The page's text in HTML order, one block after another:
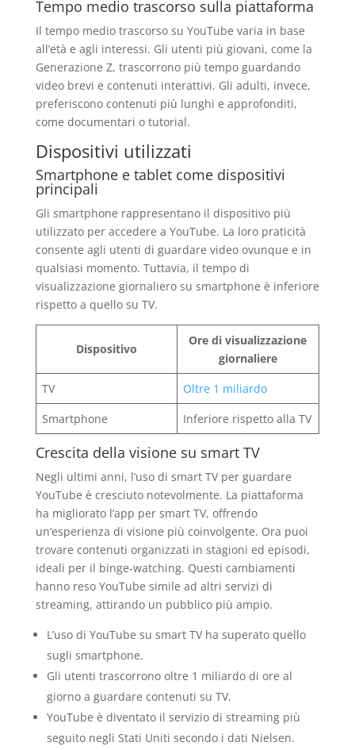
Tempo medio trascorso sulla piattaforma
Il tempo medio trascorso su YouTube varia in base
all’età e agli interessi. Gli utenti più giovani, come la
Generazione Z, trascorrono più tempo guardando
video brevi e contenuti interattivi. Gli adulti, invece,
preferiscono contenuti più lunghi e approfonditi,
come documentari o tutorial.
Dispositivi utilizzati
Smartphone e tablet come dispositivi
principali
Gli smartphone rappresentano il dispositivo più
utilizzato per accedere a YouTube. La loro praticità
consente agli utenti di guardare video ovunque e in
qualsiasi momento. Tuttavia, il tempo di
visualizzazione giornaliero su smartphone è inferiore
rispetto a quello su TV.
Dispositivo
Ore di visualizzazione
giornaliere
TV
Oltre 1 miliardo
Smartphone
Inferiore rispetto alla TV
Crescita della visione su smart TV
Negli ultimi anni, l’uso di smart TV per guardare
YouTube è cresciuto notevolmente. La piattaforma
ha migliorato l’app per smart TV, offrendo
un’esperienza di visione più coinvolgente. Ora puoi
trovare contenuti organizzati in stagioni ed episodi,
ideali per il binge-watching. Questi cambiamenti
hanno reso YouTube simile ad altri servizi di
streaming, attirando un pubblico più ampio.
L’uso di YouTube su smart TV ha superato quello
sugli smartphone.
Gli utenti trascorrono oltre 1 miliardo di ore al
giorno a guardare contenuti su TV.
YouTube è diventato il servizio di streaming più
seguito negli Stati Uniti secondo i dati Nielsen.